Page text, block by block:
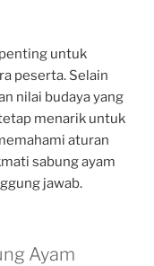
untuk
peserta. Selain
nilai budaya yang
menarik untuk
aturan
sabung ayam
jawab.
Ayam